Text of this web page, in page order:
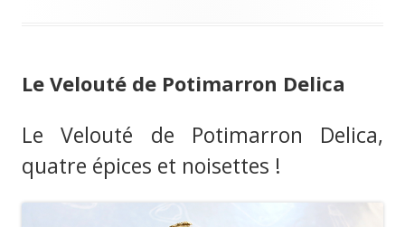
Le Velouté de Potimarron Delica
Le Velouté de Potimarron Delica,
quatre épices et noisettes !